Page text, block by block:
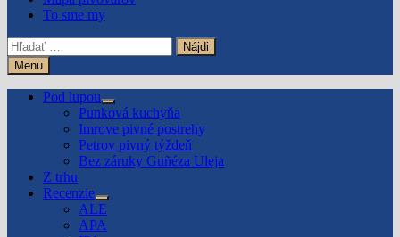
To sme my
Hľadať:
Menu
Pod lupou
Show
sub
menu
Punková kuchyňa
Imrove pivné postrehy
Petrov pivný týždeň
Bez záruky Guñéza Uleja
Z trhu
Recenzie
Show
sub
menu
ALE
APA